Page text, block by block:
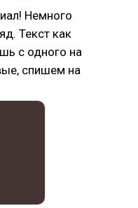
Немного
Текст как
с одного на
спишем на